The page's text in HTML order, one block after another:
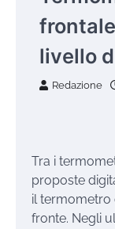
livello
Redazione
Tra i
proposte
il termometro
fronte. Negli